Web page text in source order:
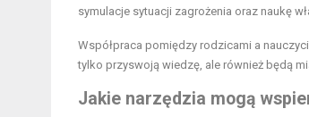
symulacje sytuacji zagrożenia oraz naukę
Współpraca pomiędzy rodzicami a
tylko przyswoją wiedzę, ale również będą
Jakie narzędzia mogą